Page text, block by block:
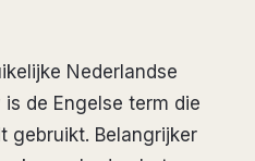
Nederlandse
de Engelse term die
gebruikt. Belangrijker